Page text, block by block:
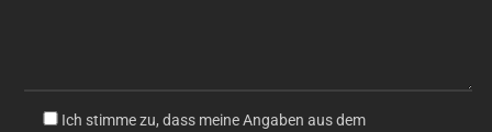
Ich stimme zu, dass meine Angaben aus dem